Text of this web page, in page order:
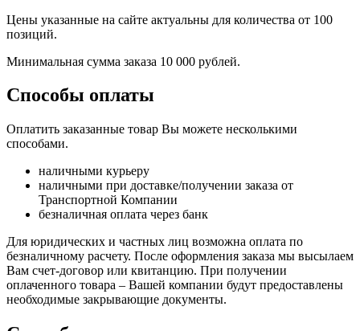
Цены указанные на сайте актуальны для количества от 100
позиций.
Минимальная сумма заказа 10 000 рублей.
Способы оплаты
Оплатить заказанные товар Вы можете несколькими
способами.
наличными курьеру
наличными при доставке/получении заказа от
Транспортной Компании
безналичная оплата через банк
Для юридических и частных лиц возможна оплата по
безналичному расчету. После оформления заказа мы высылаем
Вам счет-договор или квитанцию. При получении
оплаченного товара – Вашей компании будут предоставлены
необходимые закрывающие документы.